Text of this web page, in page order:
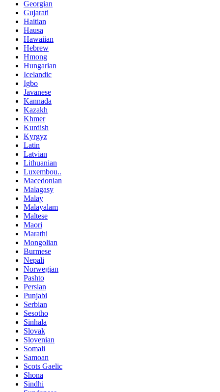
Georgian
Gujarati
Haitian
Hausa
Hawaiian
Hebrew
Hmong
Hungarian
Icelandic
Igbo
Javanese
Kannada
Kazakh
Khmer
Kurdish
Kyrgyz
Latin
Latvian
Lithuanian
Luxembou..
Macedonian
Malagasy
Malay
Malayalam
Maltese
Maori
Marathi
Mongolian
Burmese
Nepali
Norwegian
Pashto
Persian
Punjabi
Serbian
Sesotho
Sinhala
Slovak
Slovenian
Somali
Samoan
Scots Gaelic
Shona
Sindhi